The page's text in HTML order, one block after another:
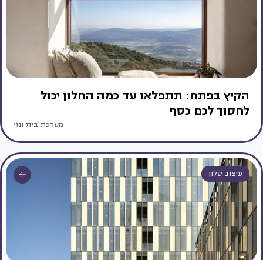
הקיץ בפתח: תתפלאו עד כמה החלון יכול
לחסוך לכם כסף
מערכת בית ונוי
עיצוב סלון